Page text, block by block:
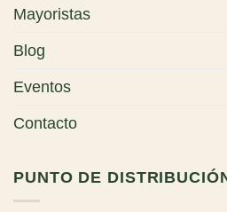
Mayoristas
Blog
Eventos
Contacto
PUNTO DE